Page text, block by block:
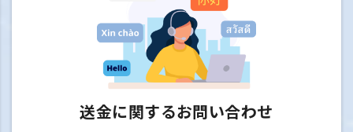
送金に関するお問い合わせ